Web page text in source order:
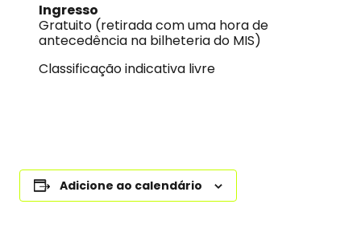
Ingresso
Gratuito (retirada com uma hora de
antecedência na bilheteria do MIS)
Classificação indicativa livre
Adicione ao calendário